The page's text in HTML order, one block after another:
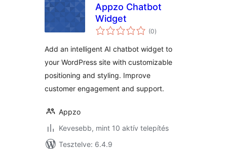
Appzo Chatbot
Widget
(0értékelés
összesen
)
Add an intelligent AI chatbot widget to
your WordPress site with customizable
positioning and styling. Improve
customer engagement and support.
Appzo
Kevesebb, mint 10 aktív telepítés
Tesztelve: 6.4.9